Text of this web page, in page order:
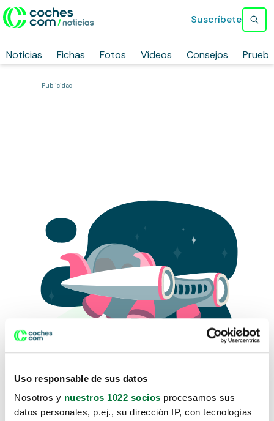
Uso responsable de sus datos
Nosotros y nuestros 1022 socios procesamos sus
datos personales, p.ej., su dirección IP, con tecnologías
Noticias Fichas Fotos Vídeos Consejos
Suscríbete
Publicidad